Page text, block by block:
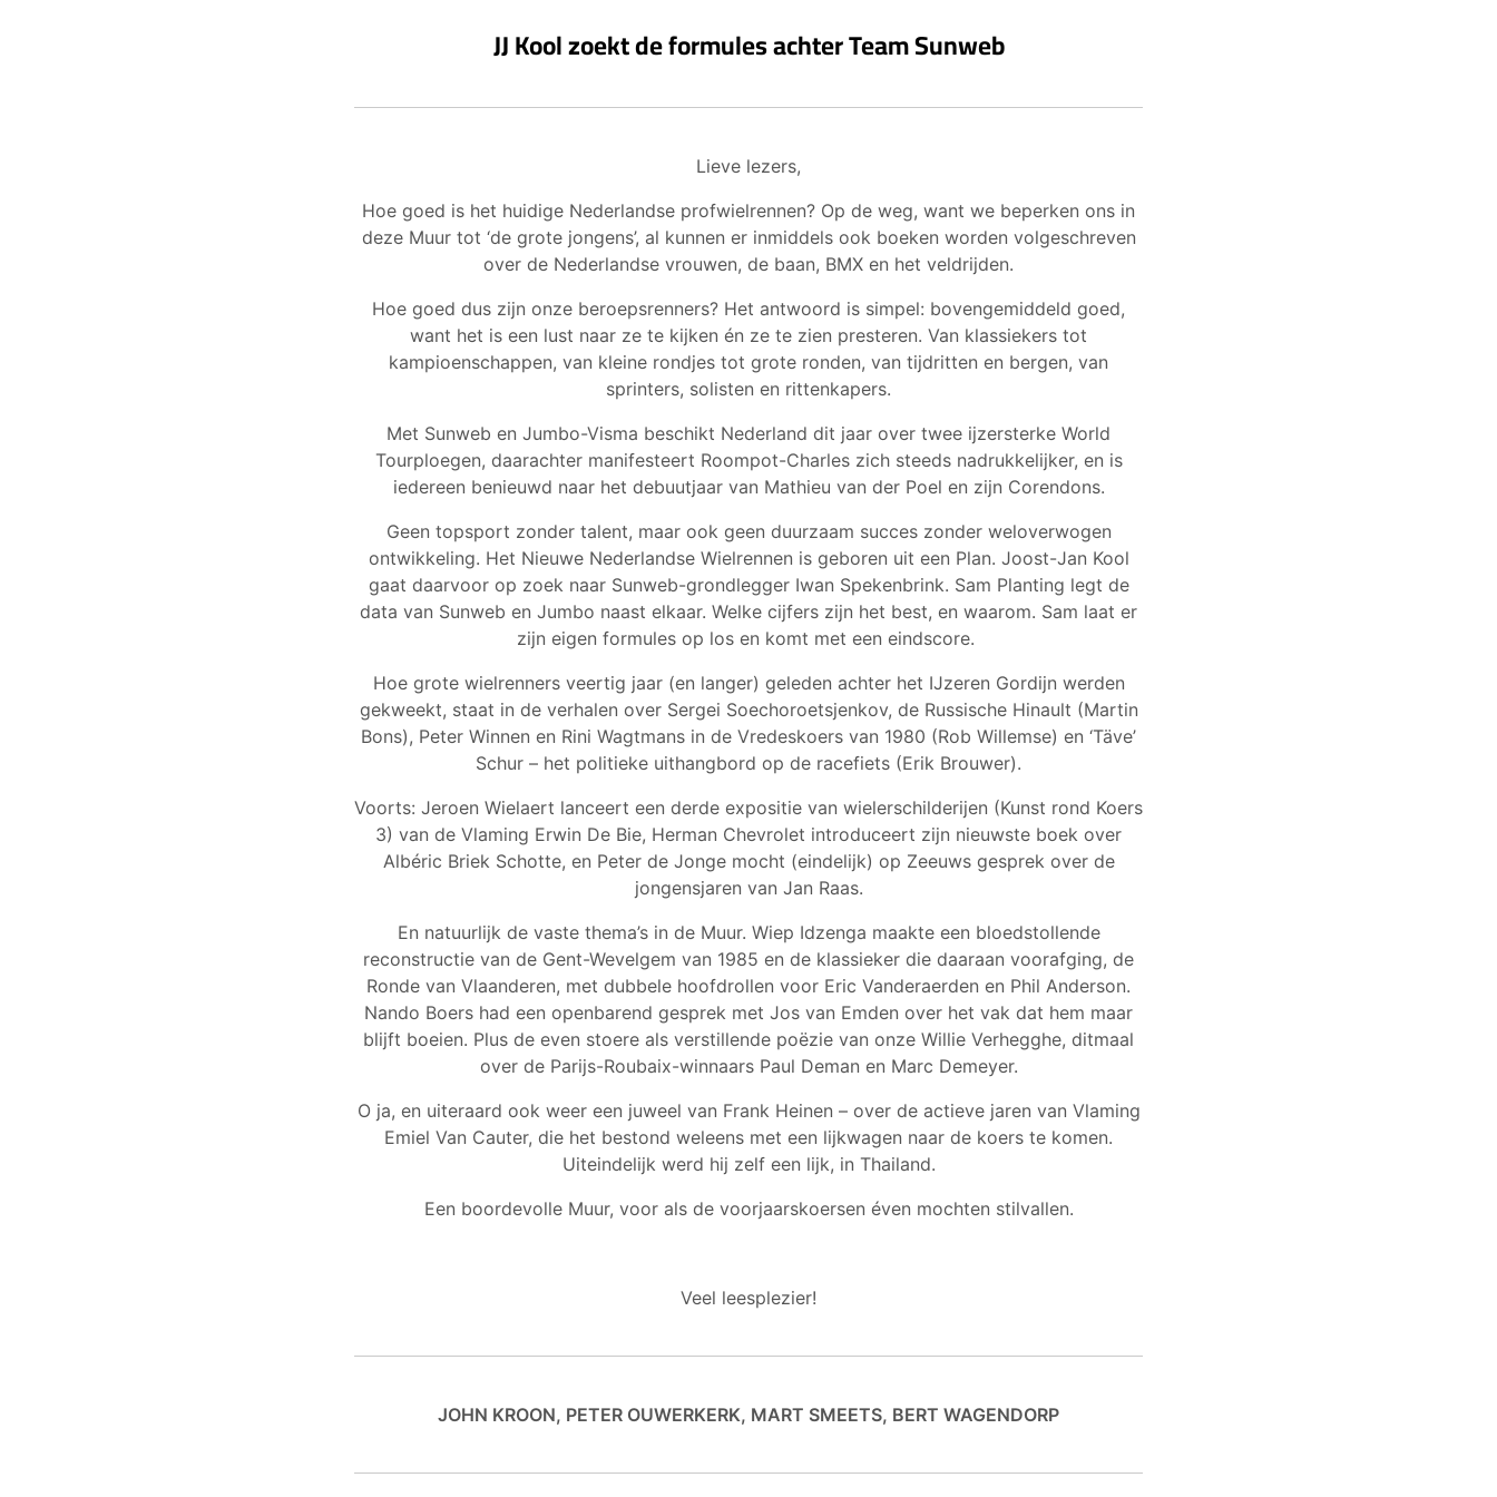
JJ Kool zoekt de formules achter Team Sunweb
Lieve lezers,
Hoe goed is het huidige Nederlandse profwielrennen? Op de weg, want we beperken ons in
deze Muur tot ‘de grote jongens’, al kunnen er inmiddels ook boeken worden volgeschreven
over de Nederlandse vrouwen, de baan, BMX en het veldrijden.
Hoe goed dus zijn onze beroepsrenners? Het antwoord is simpel: bovengemiddeld goed,
want het is een lust naar ze te kijken én ze te zien presteren. Van klassiekers tot
kampioenschappen, van kleine rondjes tot grote ronden, van tijdritten en bergen, van
sprinters, solisten en rittenkapers.
Met Sunweb en Jumbo-Visma beschikt Nederland dit jaar over twee ijzersterke World
Tourploegen, daarachter manifesteert Roompot-Charles zich steeds nadrukkelijker, en is
iedereen benieuwd naar het debuutjaar van Mathieu van der Poel en zijn Corendons.
Geen topsport zonder talent, maar ook geen duurzaam succes zonder weloverwogen
ontwikkeling. Het Nieuwe Nederlandse Wielrennen is geboren uit een Plan. Joost-Jan Kool
gaat daarvoor op zoek naar Sunweb-grondlegger Iwan Spekenbrink. Sam Planting legt de
data van Sunweb en Jumbo naast elkaar. Welke cijfers zijn het best, en waarom. Sam laat er
zijn eigen formules op los en komt met een eindscore.
Hoe grote wielrenners veertig jaar (en langer) geleden achter het IJzeren Gordijn werden
gekweekt, staat in de verhalen over Sergei Soechoroetsjenkov, de Russische Hinault (Martin
Bons), Peter Winnen en Rini Wagtmans in de Vredeskoers van 1980 (Rob Willemse) en ‘Täve’
Schur – het politieke uithangbord op de racefiets (Erik Brouwer).
Voorts: Jeroen Wielaert lanceert een derde expositie van wielerschilderijen (Kunst rond Koers
3) van de Vlaming Erwin De Bie, Herman Chevrolet introduceert zijn nieuwste boek over
Albéric Briek Schotte, en Peter de Jonge mocht (eindelijk) op Zeeuws gesprek over de
jongensjaren van Jan Raas.
En natuurlijk de vaste thema’s in de Muur. Wiep Idzenga maakte een bloedstollende
reconstructie van de Gent-Wevelgem van 1985 en de klassieker die daaraan voorafging, de
Ronde van Vlaanderen, met dubbele hoofdrollen voor Eric Vanderaerden en Phil Anderson.
Nando Boers had een openbarend gesprek met Jos van Emden over het vak dat hem maar
blijft boeien. Plus de even stoere als verstillende poëzie van onze Willie Verhegghe, ditmaal
over de Parijs-Roubaix-winnaars Paul Deman en Marc Demeyer.
O ja, en uiteraard ook weer een juweel van Frank Heinen – over de actieve jaren van Vlaming
Emiel Van Cauter, die het bestond weleens met een lijkwagen naar de koers te komen.
Uiteindelijk werd hij zelf een lijk, in Thailand.
Een boordevolle Muur, voor als de voorjaarskoersen éven mochten stilvallen.
Veel leesplezier!
JOHN KROON, PETER OUWERKERK, MART SMEETS, BERT WAGENDORP